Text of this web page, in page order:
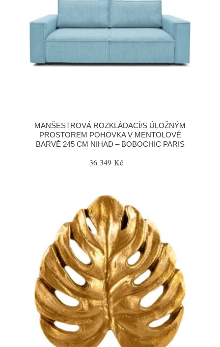
MANŠESTROVÁ ROZKLÁDACÍ/S ÚLOŽNÝM
PROSTOREM POHOVKA V MENTOLOVÉ
BARVĚ 245 CM NIHAD – BOBOCHIC PARIS
36 349 Kč